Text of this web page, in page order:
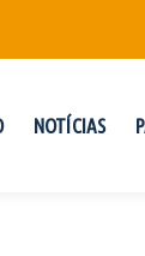
NOTÍCIAS